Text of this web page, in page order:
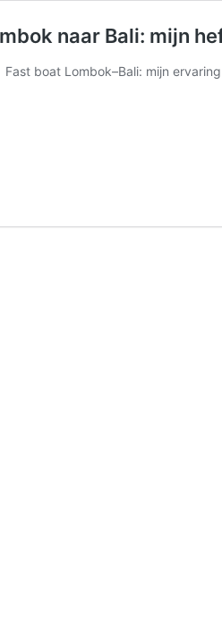
naar Bali: mijn
Fast boat Lombok–Bali: mijn